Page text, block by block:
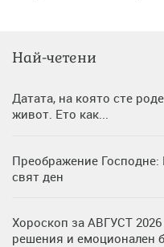
Най-четени
Датата, на която сте
живот. Ето как...
Преображение Господне:
свят ден
Хороскоп за АВГУСТ
решения и емоционален